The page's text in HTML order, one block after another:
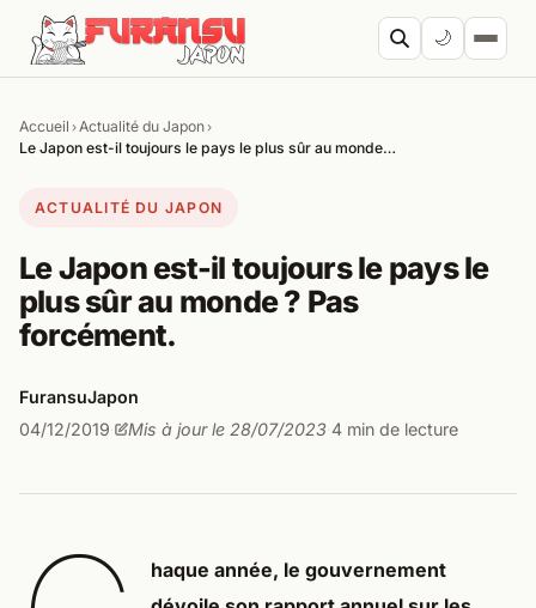
Aller au contenu
🌙
Accueil ›Actualité du Japon›
Le Japon est-il toujours le pays le plus sûr au monde…
ACTUALITÉ DU JAPON
Le Japon est-il toujours le pays le
plus sûr au monde ? Pas
forcément.
FuransuJapon
04/12/2019· Mis à jour le 28/07/2023·4 min de lecture
haque année, le gouvernement